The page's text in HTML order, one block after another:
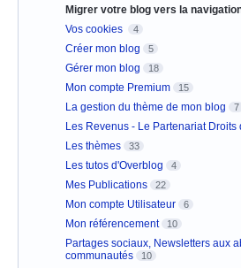
Migrer votre blog vers la
Vos cookies 4
Créer mon blog 5
Gérer mon blog 18
Mon compte Premium 15
La gestion du thème de mon blog 7
Les Revenus - Le Partenariat Droits
Les thèmes 33
Les tutos d'Overblog 4
Mes Publications 22
Mon compte Utilisateur 6
Mon référencement 10
Partages sociaux, Newsletters aux
communautés
10